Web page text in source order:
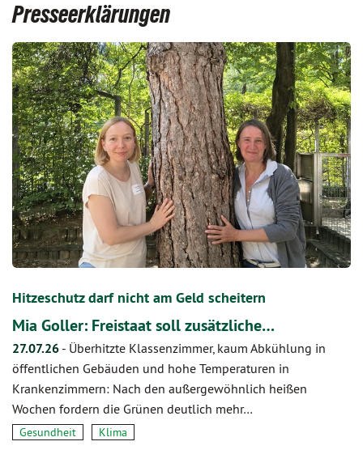
Presseerklärungen
Hitzeschutz darf nicht am Geld scheitern
Mia Goller: Freistaat soll zusätzliche…
27.07.26 - Überhitzte Klassenzimmer, kaum Abkühlung in
öffentlichen Gebäuden und hohe Temperaturen in
Krankenzimmern: Nach den außergewöhnlich heißen
Wochen fordern die Grünen deutlich mehr…
Gesundheit Klima